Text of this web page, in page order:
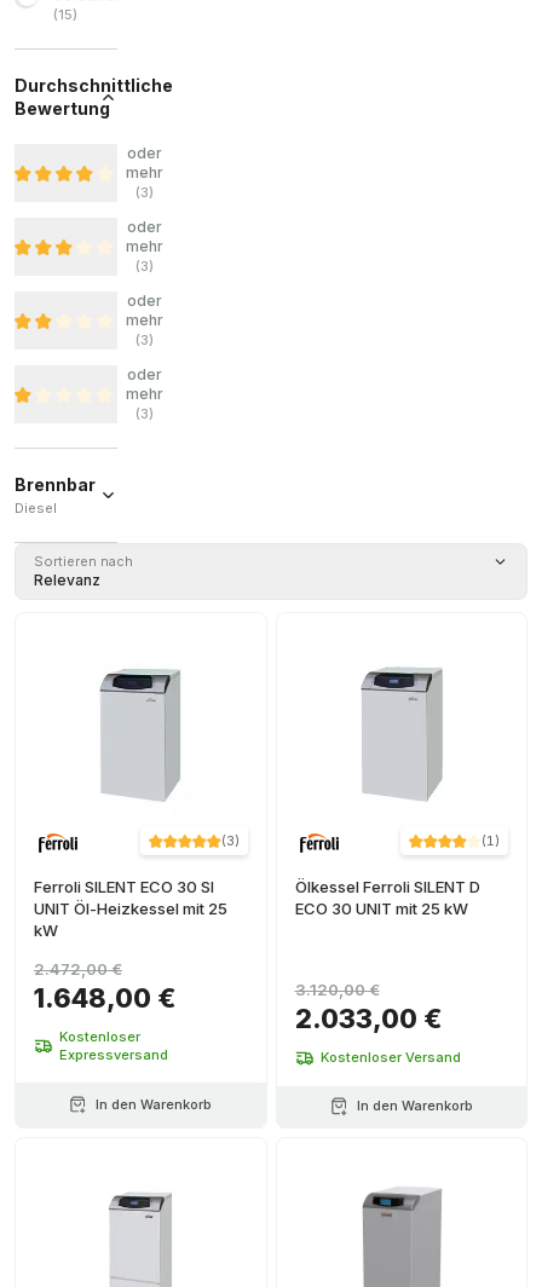
(15)
Durchschnittliche
Bewertung
oder
mehr
(3)
oder
mehr
(3)
oder
mehr
(3)
oder
mehr
(3)
Brennbar
Diesel
Sortieren nach
Relevanz
(3)
Ferroli SILENT ECO 30 SI
UNIT Öl-Heizkessel mit 25
kW
1.648,00 €
2.472,00 €
Kostenloser
Expressversand
In den Warenkorb
(1)
Ölkessel Ferroli SILENT D
ECO 30 UNIT mit 25 kW
2.033,00 €
3.120,00 €
Kostenloser Versand
In den Warenkorb